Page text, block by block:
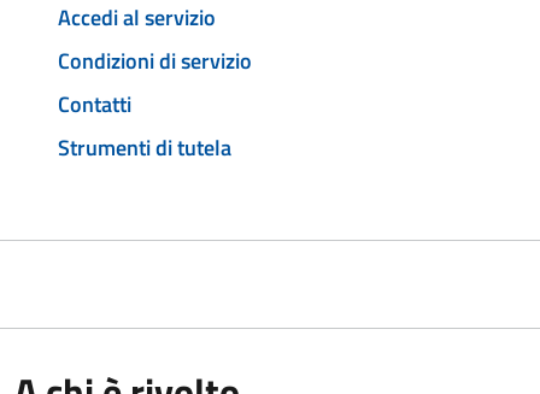
Accedi al servizio
Condizioni di servizio
Contatti
Strumenti di tutela